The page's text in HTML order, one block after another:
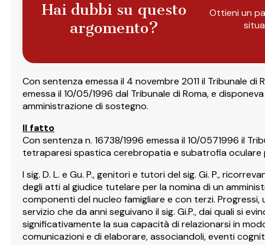
Hai dubbi su questo
argomento?
Ottieni un
Con sentenza emessa il 4 novembre 2011 il Tribunale
emessa il 10/05/1996 dal Tribunale di Roma, e
amministrazione di sostegno.
Il fatto
Con sentenza n. 16738/1996 emessa il 10/0571996 il
tetraparesi spastica cerebropatia e subatrofia oculare
I sig. D. L. e Gu. P., genitori e tutori del sig. Gi. P.,
degli atti al giudice tutelare per la nomina di un
componenti del nucleo famigliare e con terzi.
servizio che da anni seguivano il sig. Gi.P., dai quali si
significativamente la sua capacità di relazionarsi in
comunicazioni e di elaborare, associandoli, eventi